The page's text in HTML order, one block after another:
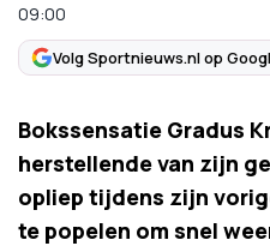
09:00
Volg Sportnieuws.nl op
Bokssensatie Gradus
herstellende van zijn
opliep tijdens zijn
te popelen om snel